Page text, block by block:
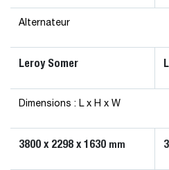
Alternateur
Leroy Somer
Dimensions : L x H x W
3800 x 2298 x 1630 mm